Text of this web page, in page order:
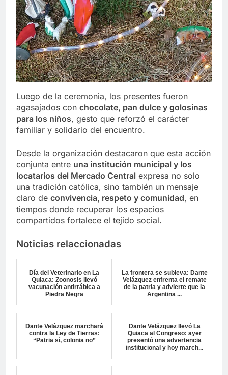
Luego de la ceremonia, los presentes fueron
agasajados con chocolate, pan dulce y golosinas
para los niños, gesto que reforzó el carácter
familiar y solidario del encuentro.
Desde la organización destacaron que esta acción
conjunta entre una institución municipal y los
locatarios del Mercado Central expresa no solo
una tradición católica, sino también un mensaje
claro de convivencia, respeto y comunidad, en
tiempos donde recuperar los espacios
compartidos fortalece el tejido social.
Noticias relaccionadas
Día del Veterinario en La
Quiaca: Zoonosis llevó
vacunación antirrábica a
Piedra Negra
La frontera se subleva: Dante
Velázquez enfrenta el remate
de la patria y advierte que la
Argentina ...
Dante Velázquez marchará
contra la Ley de Tierras:
“Patria sí, colonia no”
Dante Velázquez llevó La
Quiaca al Congreso: ayer
presentó una advertencia
institucional y hoy march...